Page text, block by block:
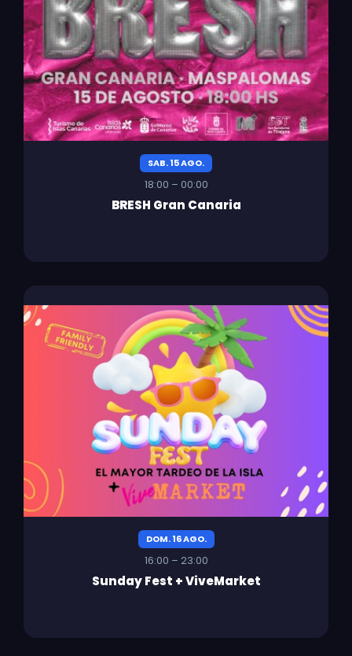
SAB. 15 AGO.
18:00 – 00:00
BRESH Gran Canaria
DOM. 16 AGO.
16:00 – 23:00
Sunday Fest + ViveMarket